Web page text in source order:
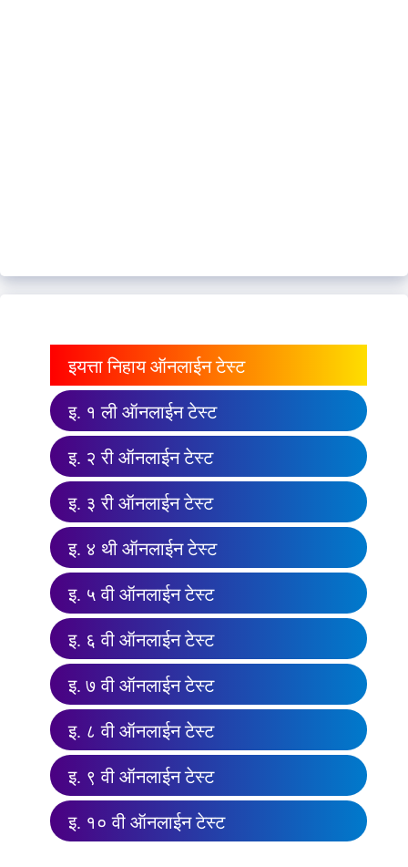
इयत्ता निहाय ऑनलाईन टेस्ट
इ. १ ली ऑनलाईन टेस्ट
इ. २ री ऑनलाईन टेस्ट
इ. ३ री ऑनलाईन टेस्ट
इ. ४ थी ऑनलाईन टेस्ट
इ. ५ वी ऑनलाईन टेस्ट
इ. ६ वी ऑनलाईन टेस्ट
इ. ७ वी ऑनलाईन टेस्ट
इ. ८ वी ऑनलाईन टेस्ट
इ. ९ वी ऑनलाईन टेस्ट
इ. १० वी ऑनलाईन टेस्ट